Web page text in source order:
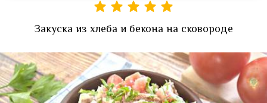
Закуска из хлеба и бекона на сковороде